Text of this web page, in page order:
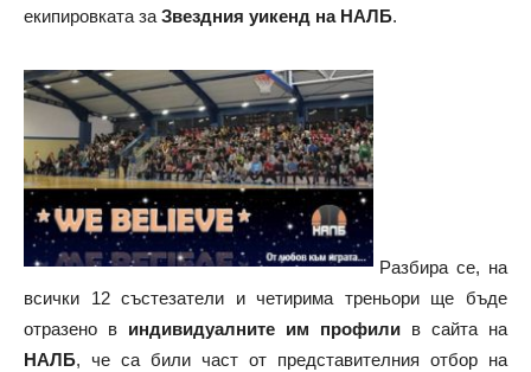
екипировката за Звездния уикенд на НАЛБ.
Разбира се, на
всички 12 състезатели и четирима треньори ще бъде
отразено в индивидуалните им профили в сайта на
НАЛБ, че са били част от представителния отбор на